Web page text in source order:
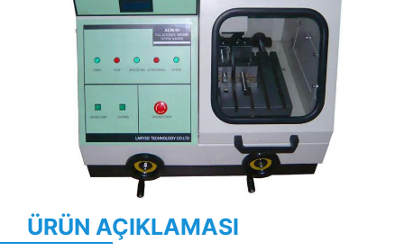
Previous
ÜRÜN AÇIKLAMASI